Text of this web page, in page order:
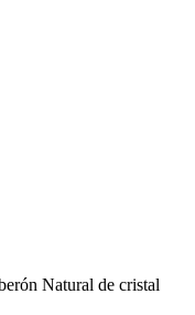
Natural de cristal